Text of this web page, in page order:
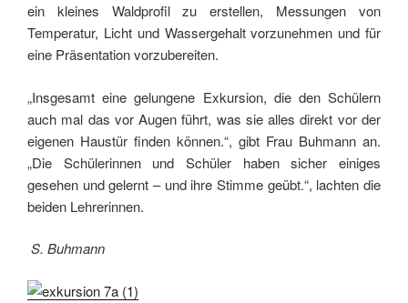
ein kleines Waldprofil zu erstellen, Messungen von
Temperatur, Licht und Wassergehalt vorzunehmen und für
eine Präsentation vorzubereiten.
„Insgesamt eine gelungene Exkursion, die den Schülern
auch mal das vor Augen führt, was sie alles direkt vor der
eigenen Haustür finden können.“, gibt Frau Buhmann an.
„Die Schülerinnen und Schüler haben sicher einiges
gesehen und gelernt – und ihre Stimme geübt.“, lachten die
beiden Lehrerinnen.
S. Buhmann